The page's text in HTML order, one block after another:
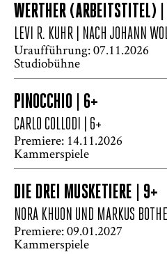
WERTHER (ARBEITSTITEL)
LEVI R. KUHR | NACH JOHANN
Uraufführung: 07.11.2026
Studiobühne
PINOCCHIO | 6+
CARLO COLLODI
| 6+
Premiere: 14.11.2026
Kammerspiele
DIE DREI MUSKETIERE | 9+
NORA KHUON UND MARKUS BOTHE
Premiere: 09.01.2027
Kammerspiele